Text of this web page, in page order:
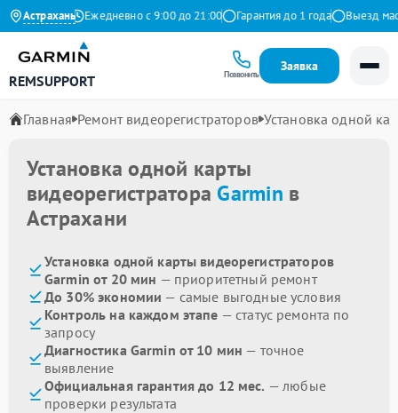
Астрахань
Яндекс Ежедневно с 9:00 до 21:00 Гарантия до 1 года Выезд
REMSUPPORT Позвонить
Заявка
Главная Ремонт видеорегистраторов Установка одной
Установка одной карты
видеорегистратора Garmin в
Астрахани
Установка одной карты видеорегистраторов
Garmin от 20 мин — приоритетный ремонт
До 30% экономии — самые выгодные условия
Контроль на каждом этапе — статус ремонта по
запросу
Диагностика Garmin от 10 мин — точное
выявление
Официальная гарантия до 12 мес. — любые
проверки результата